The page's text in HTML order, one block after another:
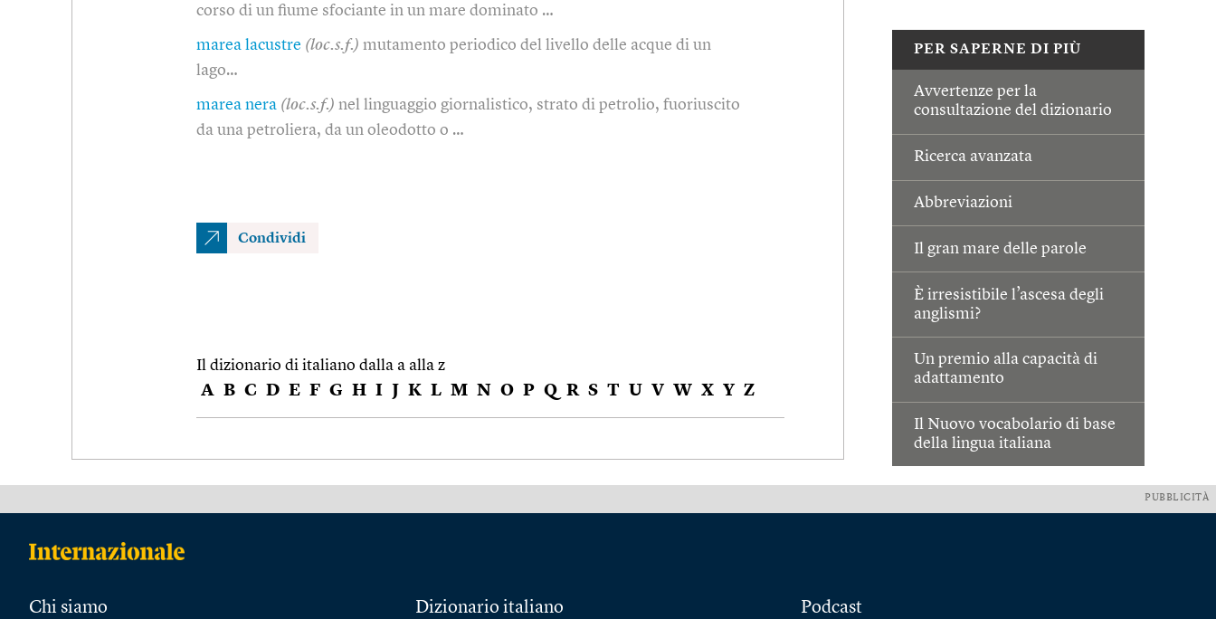
PER SAPERNE DI PIÙ
Avvertenze per la
consultazione del dizionario
Ricerca avanzata
Abbreviazioni
Il gran mare delle parole
È irresistibile l’ascesa degli
anglismi?
Un premio alla capacità di
adattamento
Il Nuovo vocabolario di base
della lingua italiana
corso di un fiume sfociante in un mare dominato …
marea lacustre (loc.s.f.) mutamento periodico del livello delle acque di un
lago…
marea nera (loc.s.f.) nel linguaggio giornalistico, strato di petrolio, fuoriuscito
da una petroliera, da un oleodotto o …
Condividi
Il dizionario di italiano dalla a alla z
A B C D E F G H I J K L M N O P Q R S T U V W X Y Z
PUBBLICITÀ
Chi siamo Dizionario italiano Podcast